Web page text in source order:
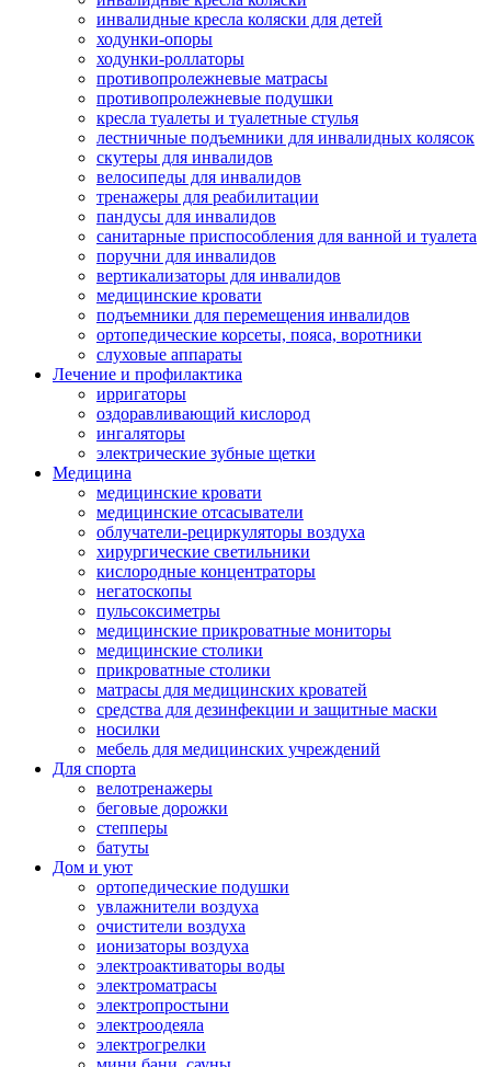
инвалидные кресла коляски для детей
ходунки-опоры
ходунки-роллаторы
противопролежневые матрасы
противопролежневые подушки
кресла туалеты и туалетные стулья
лестничные подъемники для инвалидных колясок
скутеры для инвалидов
велосипеды для инвалидов
тренажеры для реабилитации
пандусы для инвалидов
санитарные приспособления для ванной и туалета
поручни для инвалидов
вертикализаторы для инвалидов
медицинские кровати
подъемники для перемещения инвалидов
ортопедические корсеты, пояса, воротники
слуховые аппараты
Лечение и профилактика
ирригаторы
оздоравливающий кислород
ингаляторы
электрические зубные щетки
Медицина
медицинские кровати
медицинские отсасыватели
облучатели-рециркуляторы воздуха
хирургические светильники
кислородные концентраторы
негатоскопы
пульсоксиметры
медицинские прикроватные мониторы
медицинские столики
прикроватные столики
матрасы для медицинских кроватей
средства для дезинфекции и защитные маски
носилки
мебель для медицинских учреждений
Для спорта
велотренажеры
беговые дорожки
степперы
батуты
Дом и уют
ортопедические подушки
увлажнители воздуха
очистители воздуха
ионизаторы воздуха
электроактиваторы воды
электроматрасы
электропростыни
электроодеяла
электрогрелки